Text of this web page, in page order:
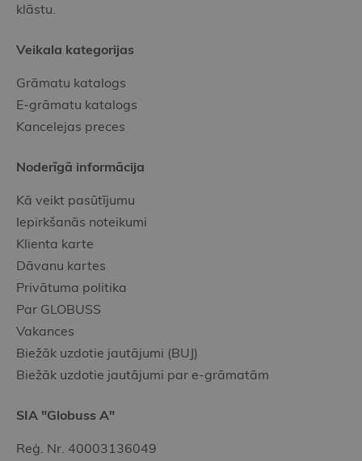
klāstu.
Veikala kategorijas
Grāmatu katalogs
E-grāmatu katalogs
Kancelejas preces
Noderīgā informācija
Kā veikt pasūtījumu
Iepirkšanās noteikumi
Klienta karte
Dāvanu kartes
Privātuma politika
Par GLOBUSS
Vakances
Biežāk uzdotie jautājumi (BUJ)
Biežāk uzdotie jautājumi par e-grāmatām
SIA "Globuss A"
Reģ. Nr. 40003136049